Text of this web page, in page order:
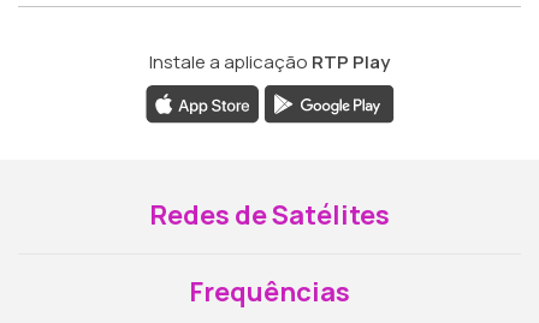
Instale a aplicação RTP Play
Redes de Satélites
Frequências